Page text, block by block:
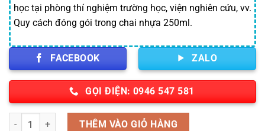
học tại phòng thí nghiệm trường học, viện nghiên cứu, vv.
Quy cách đóng gói trong chai nhựa 250ml.
FACEBOOK ZALO
GỌI ĐIỆN: 0946 547 581
Số lượng THÊM VÀO GIỎ HÀNG